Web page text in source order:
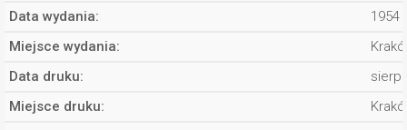
Data wydania:
1954
Miejsce wydania:
Data druku:
Miejsce druku: